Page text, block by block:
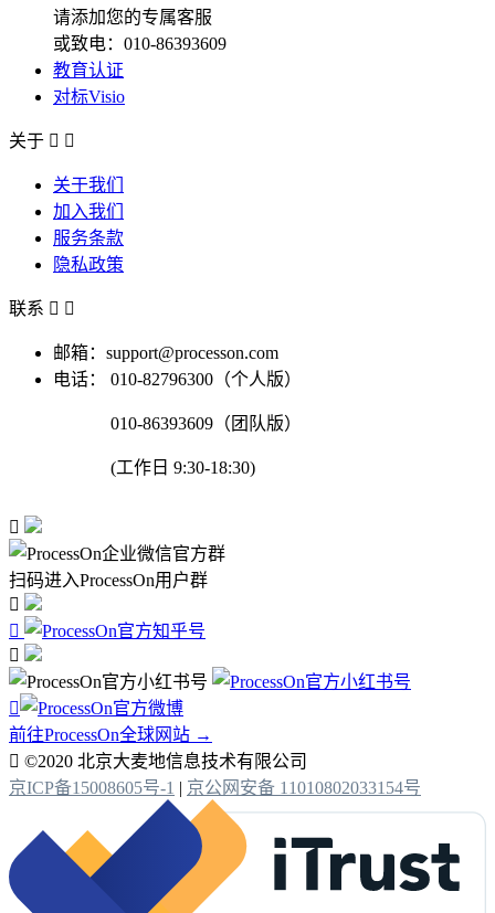
请添加您的专属客服
或致电：010-86393609
教育认证
对标Visio
关于  
关于我们
加入我们
服务条款
隐私政策
联系  
邮箱：support@processon.com
电话：
010-82796300（个人版）
010-86393609（团队版）
(工作日 9:30-18:30)

扫码进入ProcessOn用户群




前往ProcessOn全球网站 →
 ©2020 北京大麦地信息技术有限公司
京ICP备15008605号-1 | 京公网安备 11010802033154号